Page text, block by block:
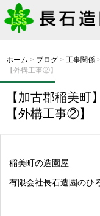
ホーム > ブログ > 工事関係
【外構工事②】
【加古郡稲美町
【外構工事②】
稲美町の造園屋
有限会社長石造園のひ